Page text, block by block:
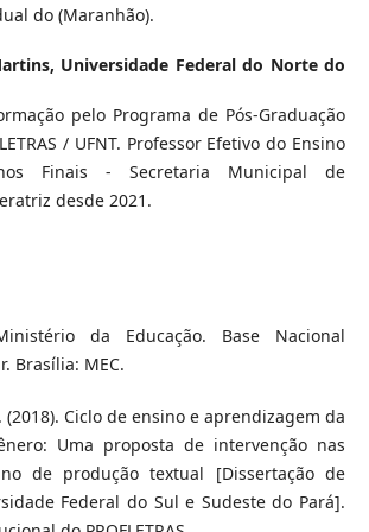
do (Maranhão).
Universidade Federal do Norte do
pelo Programa de Pós-Graduação
/ UFNT. Professor Efetivo do Ensino
Finais - Secretaria Municipal de
desde 2021.
da Educação. Base Nacional
Brasília: MEC.
(2018). Ciclo de ensino e aprendizagem da
Uma proposta de intervenção nas
de produção textual [Dissertação de
Federal do Sul e Sudeste do Pará].